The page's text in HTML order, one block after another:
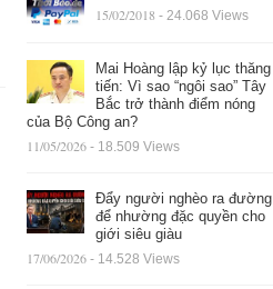
15/02/2018 - 24.068 Views
Mai Hoàng lập kỷ lục thăng
tiến: Vì sao “ngôi sao” Tây
Bắc trở thành điểm nóng
của Bộ Công an?
11/05/2026 - 18.509 Views
Đẩy người nghèo ra đường
để nhường đặc quyền cho
giới siêu giàu
17/06/2026 - 14.528 Views